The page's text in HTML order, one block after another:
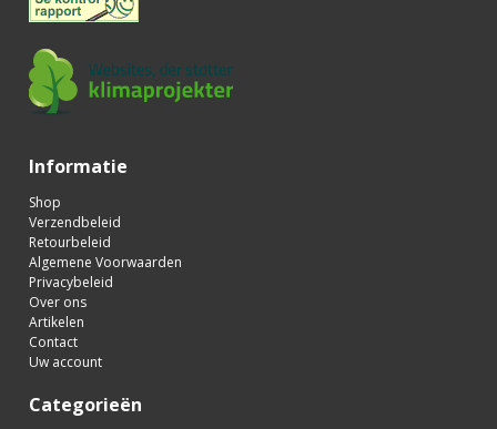
Informatie
Shop
Verzendbeleid
Retourbeleid
Algemene Voorwaarden
Privacybeleid
Over ons
Artikelen
Contact
Uw account
Categorieën